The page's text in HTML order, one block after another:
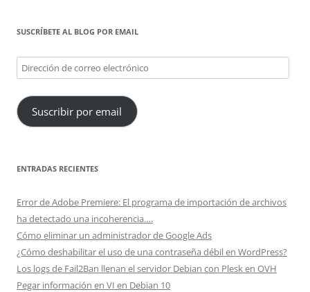
SUSCRÍBETE AL BLOG POR EMAIL
Dirección
de
correo
electrónico
Suscribir por email
ENTRADAS RECIENTES
Error de Adobe Premiere: El programa de importación de archivos
ha detectado una incoherencia….
Cómo eliminar un administrador de Google Ads
¿Cómo deshabilitar el uso de una contraseña débil en WordPress?
Los logs de Fail2Ban llenan el servidor Debian con Plesk en OVH
Pegar información en VI en Debian 10